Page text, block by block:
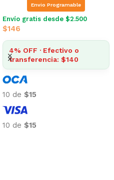
Envio Programable
Envío gratis desde $2.500
$146
4% OFF · Efectivo o
transferencia: $140
10 de $15
10 de $15